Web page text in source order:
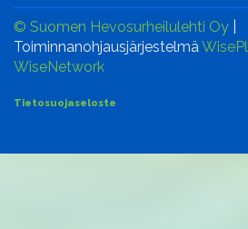
© Suomen Hevosurheilulehti Oy
Toiminnanohjausjärjestelmä
WiseNetwork
Tietosuojaseloste